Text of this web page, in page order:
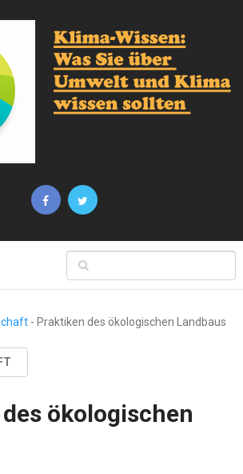
- Praktiken des ökologischen Landbaus
ökologischen